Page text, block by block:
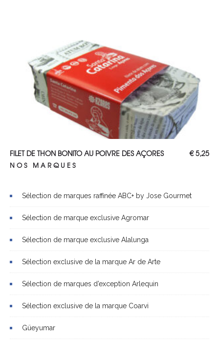
AJOUTER AU PANIER
FILET DE THON BONITO AU POIVRE DES AÇORES €5,25
NOS MARQUES
Sélection de marques raffinée ABC+ by Jose Gourmet
Sélection de marque exclusive Agromar
Sélection de marque exclusive Alalunga
Sélection exclusive de la marque Ar de Arte
Sélection de marques d’exception Arlequin
Sélection exclusive de la marque Coarvi
Güeyumar